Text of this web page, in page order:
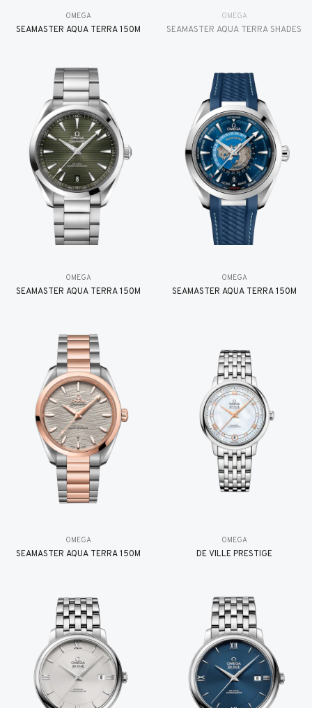
OMEGA
SEAMASTER AQUA TERRA 150M
OMEGA
SEAMASTER AQUA TERRA SHADES
OMEGA
SEAMASTER AQUA TERRA 150M
OMEGA
SEAMASTER AQUA TERRA 150M
OMEGA
SEAMASTER AQUA TERRA 150M
OMEGA
DE VILLE PRESTIGE